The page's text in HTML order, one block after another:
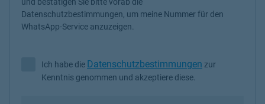
Datenschutzbestimmungen, um meine Nummer für den
WhatsApp-Service anzuzeigen.
Ich habe die Datenschutzbestimmungen zur Kenntnis
Ich habe die Datenschutzbestimmungen zur
Kenntnis genommen und akzeptiere diese.